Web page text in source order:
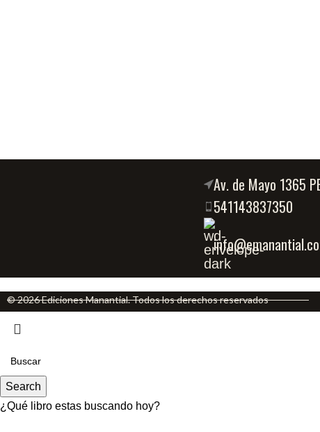
Av. de Mayo 1365
541143837350
© 2026 Ediciones Manantial. Todos los derechos reservados
Search
¿Qué libro estas buscando hoy?